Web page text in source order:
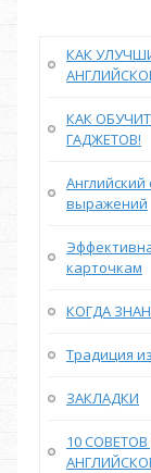
КАК
КАК
ГАДЖЕТОВ!
выражений
карточкам
КОГДА
Традиция
ЗАКЛАДКИ
10